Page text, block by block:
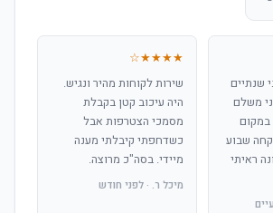
שנתיים
משלם
במקום
שבוע
ראיתי
★★★★☆
שירות לקוחות מהיר ונגיש.
היה עיכוב קטן בקבלת
מסמכי הצטרפות אבל
כשדחפתי קיבלתי מענה
מיידי. בסה"כ מרוצה.
מיכל ר. · לפני חודש